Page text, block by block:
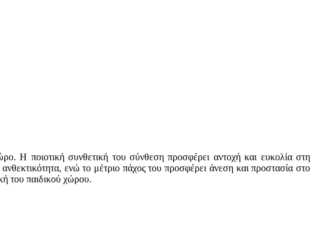
Η ποιοτική συνθετική του σύνθεση προσφέρει αντοχή και ευκολία στη
ενώ το μέτριο πάχος του προσφέρει άνεση και προστασία στο
του παιδικού χώρου.